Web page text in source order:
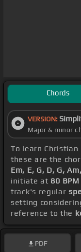
Chords
VERSION:
Major & minor
To learn Christian
these are the
Em, E, G, D, G,
initiate at 80 BPM
track's regular
setting
reference to the
PDF